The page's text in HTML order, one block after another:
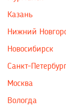
Казань
Нижний
Новосибирск
Санкт-
Москва
Вологда